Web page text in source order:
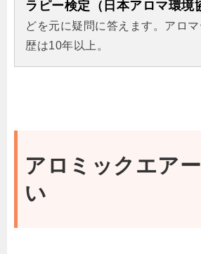
ラピー検定（日本アロマ環境
どを元に疑問に答えます。アロ
歴は10年以上。
アロミックエア
い